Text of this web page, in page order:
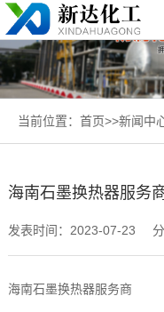
页
关
于
我
们
新
闻
中
心
聚丙烯
（PP）
设备
PPH
设备
聚
当前位置： 首页>>新闻中
海南石墨换热器服务
发表时间：2023-07-23
海南石墨换热器服务商